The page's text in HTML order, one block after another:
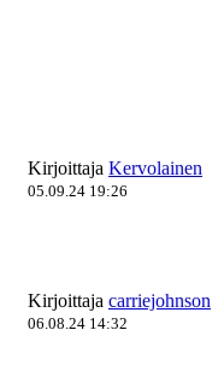
Kirjoittaja Kervolainen
05.09.24 19:26
Kirjoittaja carriejohnson
06.08.24 14:32